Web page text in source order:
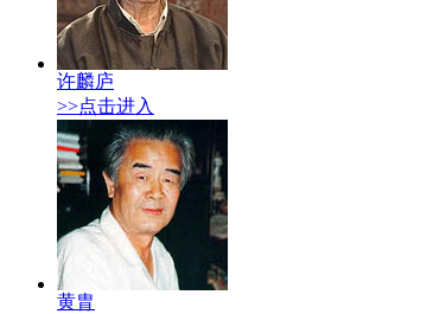
许麟庐
>>点击进入
黄胄